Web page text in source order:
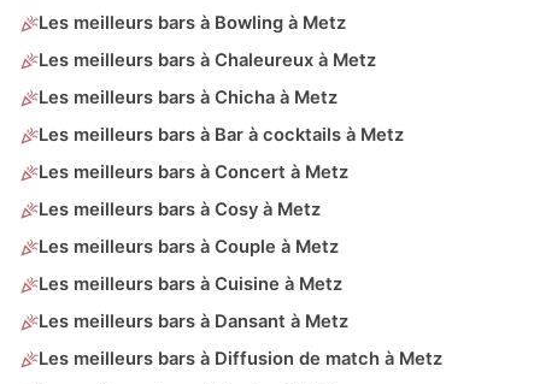
Les meilleurs bars à Bowling à Metz
Les meilleurs bars à Chaleureux à Metz
Les meilleurs bars à Chicha à Metz
Les meilleurs bars à Bar à cocktails à Metz
Les meilleurs bars à Concert à Metz
Les meilleurs bars à Cosy à Metz
Les meilleurs bars à Couple à Metz
Les meilleurs bars à Cuisine à Metz
Les meilleurs bars à Dansant à Metz
Les meilleurs bars à Diffusion de match à Metz